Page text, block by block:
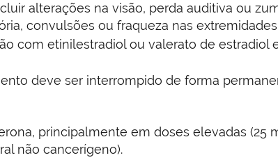
alterações na visão, perda auditiva ou
convulsões ou fraqueza nas
com etinilestradiol ou valerato de
deve ser interrompido de forma
principalmente em doses elevadas (25
não cancerígeno).